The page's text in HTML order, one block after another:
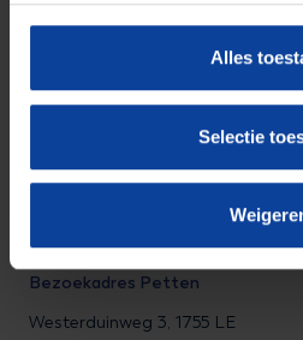
Alles
Selectie
Tel.: +31 (0)224 56 4950
Bezoekadres Arnhem
Utrechtseweg 310 B01,
6812 AR Arnhem, Nederland
Bezoekadres Petten
Westerduinweg 3, 1755 LE